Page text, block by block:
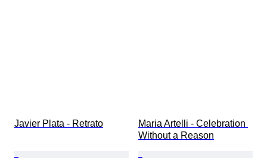
Javier Plata - Retrato
Maria Artelli - Celebration
Without a Reason